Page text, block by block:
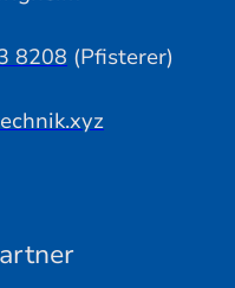
8208 (Pfisterer)